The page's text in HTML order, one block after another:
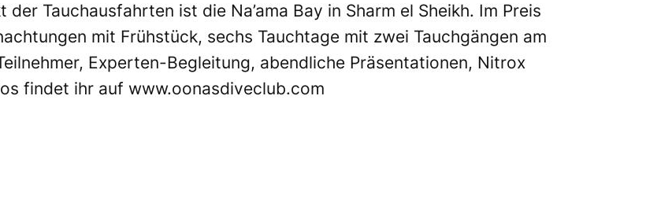
Tauchausfahrten ist die Na’ama Bay in Sharm el Sheikh. Im Preis
mit Frühstück, sechs Tauchtage mit zwei Tauchgängen am
Experten-Begleitung, abendliche Präsentationen, Nitrox
findet ihr auf www.oonasdiveclub.com